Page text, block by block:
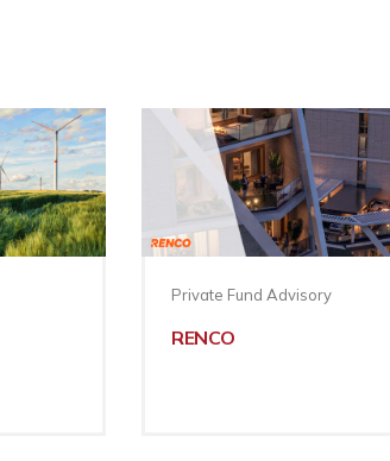
Private Fund Advisory
RENCO